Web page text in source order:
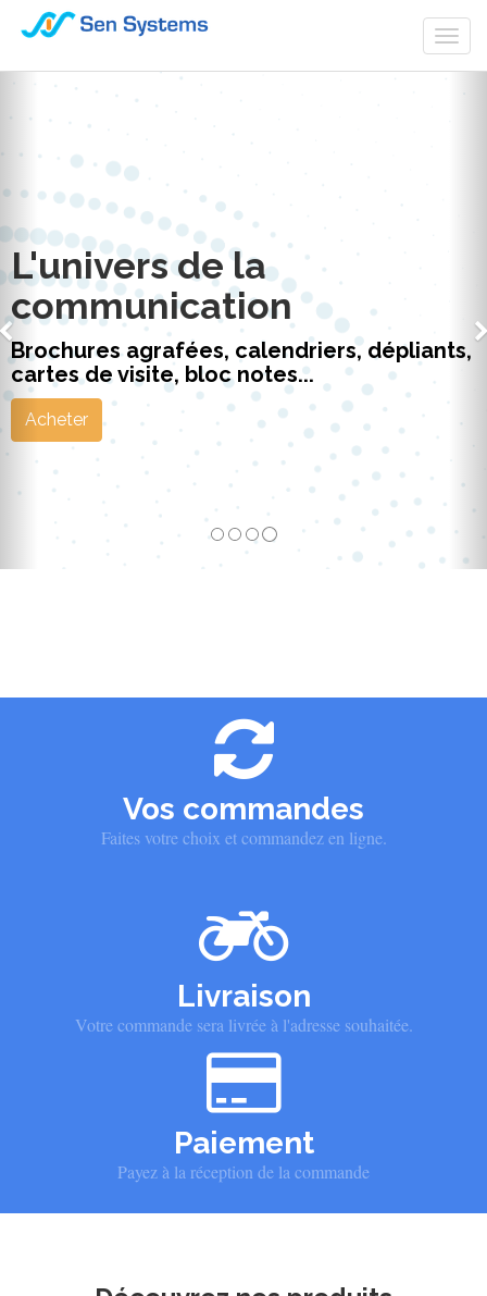
L'univers de la
communication
Brochures agrafées, calendriers, dépliants,
cartes de visite, bloc notes...
Acheter
Vos commandes
Faites votre choix et commandez en ligne.
Livraison
Votre commande sera livrée à l'adresse souhaitée.
Paiement
Payez à la réception de la commande